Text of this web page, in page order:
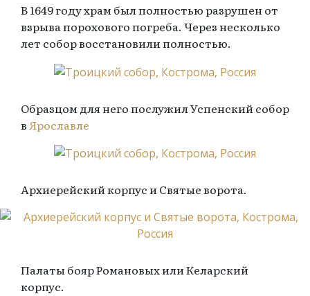
В 1649 году храм был полностью разрушен от
взрыва порохового погреба. Через несколько
лет собор восстановили полностью.
Образцом для него послужил Успенский собор
в Ярославле
Архиерейский корпус и Святые ворота.
Палаты бояр Романовых или Келарский
корпус.